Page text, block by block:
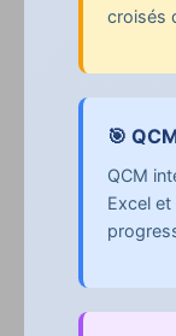
croisés
🎯
QCM
Excel